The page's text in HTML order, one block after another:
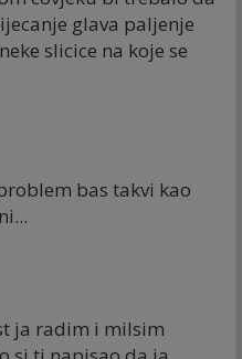
glava paljenje
slicice na koje se
bas takvi kao
ja radim i milsim